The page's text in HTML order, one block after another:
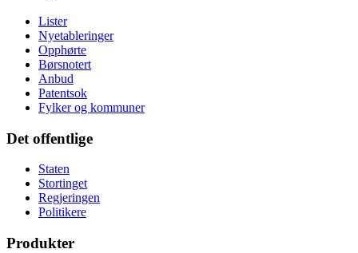
Lister
Nyetableringer
Opphørte
Børsnotert
Anbud
Patentsok
Fylker og kommuner
Det offentlige
Staten
Stortinget
Regjeringen
Politikere
Produkter